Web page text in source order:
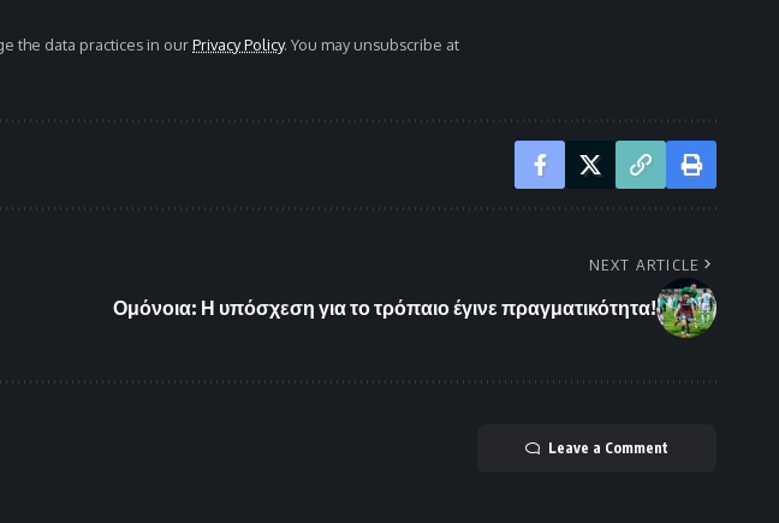
the data practices in ourPrivacy Policy. You may unsubscribe at
NEXT ARTICLE
Ομόνοια: Η υπόσχεση για το τρόπαιο έγινε πραγματικότητα!
Leave a Comment